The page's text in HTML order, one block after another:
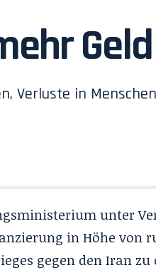
Geld
Verluste in
unter
in Höhe von
gegen den Iran